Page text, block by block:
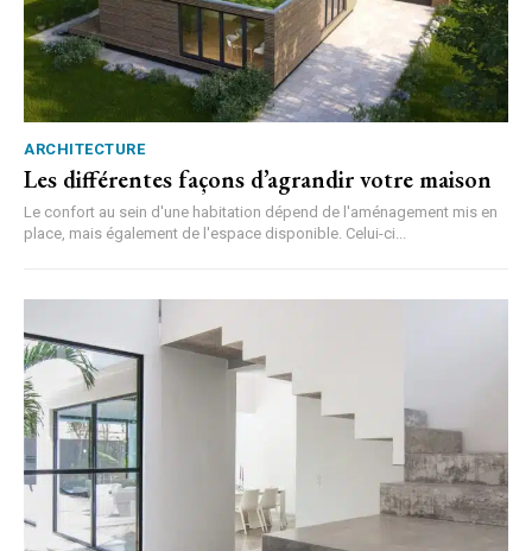
ARCHITECTURE
Les différentes façons d’agrandir votre maison
Le confort au sein d'une habitation dépend de l'aménagement mis en
place, mais également de l'espace disponible. Celui-ci...